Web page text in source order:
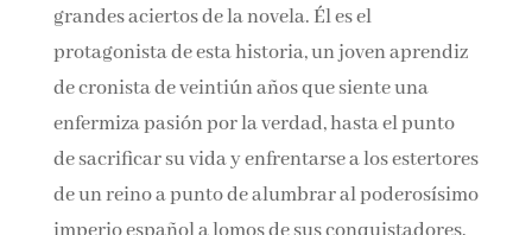
pasión que Gratacós va diseccionando desde
las investigaciones de Diego de Soto, uno de los
grandes aciertos de la novela. Él es el
protagonista de esta historia, un joven
aprendiz de cronista de veintiún años que
siente una enfermiza pasión por la verdad,
hasta el punto de sacrificar su vida y